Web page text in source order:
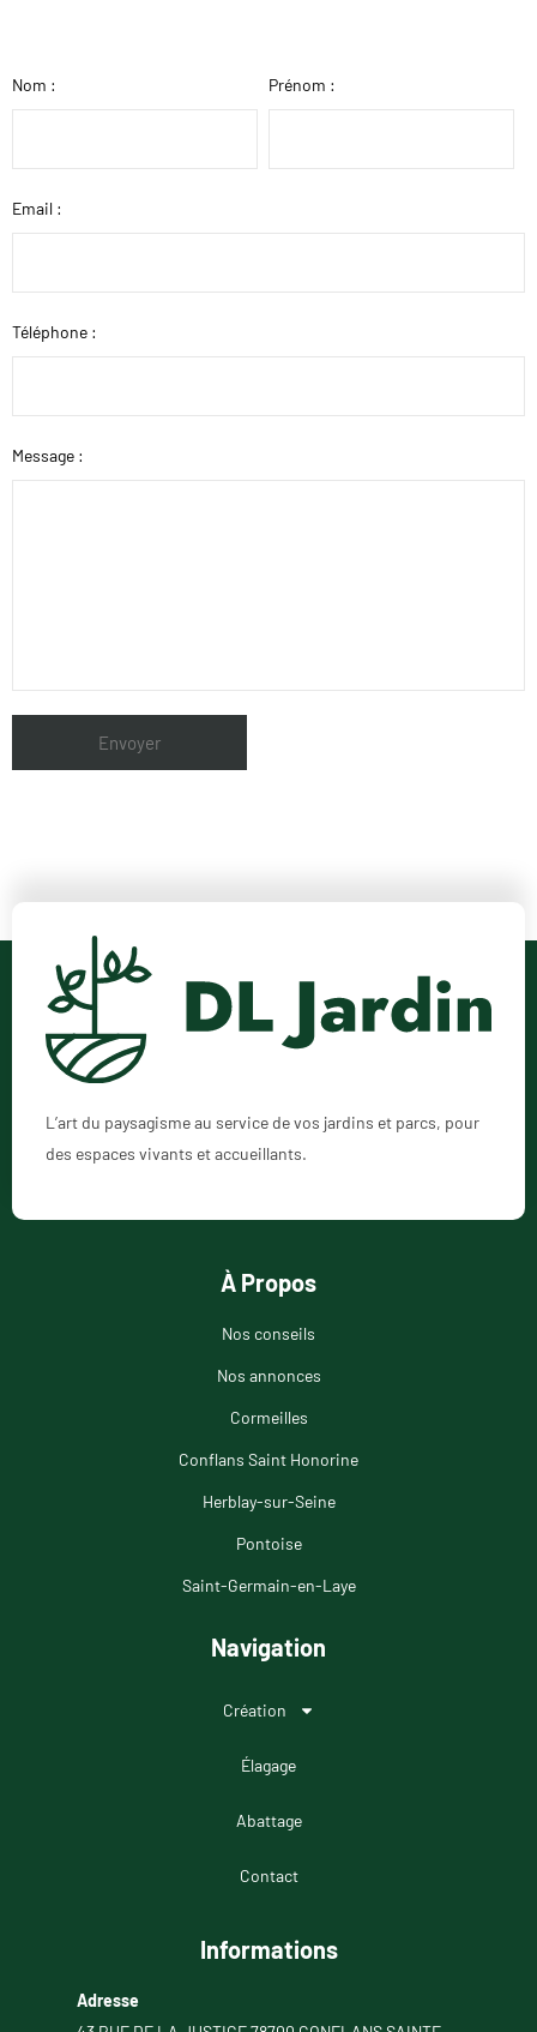
Nom : Prénom :
Email :
Téléphone :
Message :
L’art du paysagisme au service de vos jardins et parcs, pour
des espaces vivants et accueillants.
À Propos
Nos conseils
Nos annonces
Cormeilles
Conflans Saint Honorine
Herblay-sur-Seine
Pontoise
Saint-Germain-en-Laye
Navigation
Création
Élagage
Abattage
Contact
Informations
Adresse